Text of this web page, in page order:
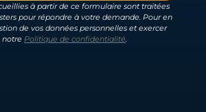
à partir de ce formulaire sont traitées
pour répondre à votre demande. Pour en
de vos données personnelles et exercer
notre Politique de confidentialité.